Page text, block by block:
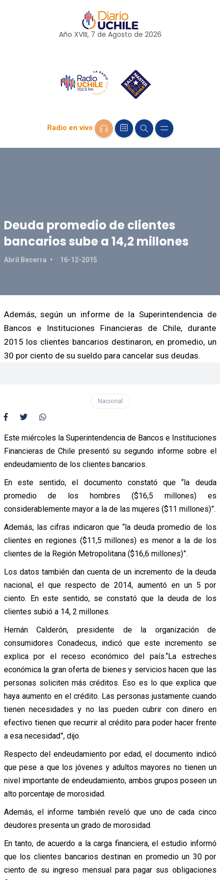
Año XVIII, 7 de Agosto de 2026
Radio en vivo
Deuda promedio de clientes
bancarios sube a 14,2 millones
Abril Becerra 16-12-2015
Además, según un informe de la Superintendencia de
Bancos e Instituciones Financieras de Chile, durante
2015 los clientes bancarios destinaron, en promedio, un
30 por ciento de su sueldo para cancelar sus deudas.
Nacional
Este miércoles la Superintendencia de Bancos e Instituciones
Financieras de Chile presentó su segundo informe sobre el
endeudamiento de los clientes bancarios.
En este sentido, el documento constató que “la deuda
promedio de los hombres ($16,5 millones) es
considerablemente mayor a la de las mujeres ($11 millones)”.
Además, las cifras indicaron que “la deuda promedio de los
clientes en regiones ($11,5 millones) es menor a la de los
clientes de la Región Metropolitana ($16,6 millones)”.
Los datos también dan cuenta de un incremento de la deuda
nacional, el que respecto de 2014, aumentó en un 5 por
ciento. En este sentido, se constató que la deuda de los
clientes subió a 14, 2 millones.
Hernán Calderón, presidente de la organización de
consumidores Conadecus, indicó que este incremento se
explica por el receso económico del país.“La estreches
económica la gran oferta de bienes y servicios hacen que las
personas soliciten más créditos. Eso es lo que explica que
haya aumento en el crédito. Las personas justamente cuando
tienen necesidades y no las pueden cubrir con dinero en
efectivo tienen que recurrir al crédito para poder hacer frente
a esa necesidad”, dijo.
Respecto del endeudamiento por edad, el documento indicó
que pese a que los jóvenes y adultos mayores no tienen un
nivel importante de endeudamiento, ambos grupos poseen un
alto porcentaje de morosidad.
Además, el informe también reveló que uno de cada cinco
deudores presenta un grado de morosidad.
En tanto, de acuerdo a la carga financiera, el estudio informó
que los clientes bancarios destinan en promedio un 30 por
ciento de su ingreso mensual para pagar sus obligaciones